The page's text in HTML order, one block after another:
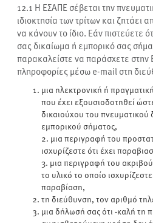
12.1 Η ΕΣΑΠΕ σέβεται την
ιδιοκτησία των τρίτων και ζητάει
να κάνουν το ίδιο. Εάν πιστεύετε
σας δικαίωμα ή εμπορικό σας
παρακαλείστε να παράσχετε στην
πληροφορίες μέσω e-mail στη
μια ηλεκτρονική ή
που έχει εξουσιοδοτηθεί
δικαιούχου του πνευματικού
εμπορικού σήματος,
2. μια περιγραφή του
ισχυρίζεστε ότι έχει
3. μια περιγραφή του
το υλικό το οποίο
παραβίαση,
τη διεύθυνση, τον αριθμό
μια δήλωσή σας ότι -καλή τη